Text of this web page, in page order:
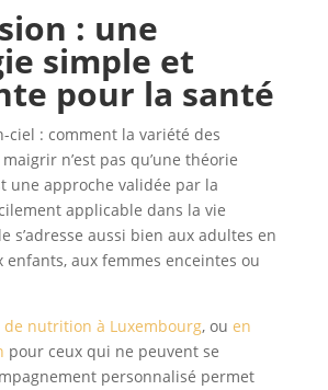
: une
simple et
pour la santé
ciel : comment la variété des
n’est pas qu’une théorie
une approche validée par la
applicable dans la vie
s’adresse aussi bien aux adultes en
enfants, aux femmes enceintes ou
de nutrition à Luxembourg, ou en
pour ceux qui ne peuvent se
personnalisé permet